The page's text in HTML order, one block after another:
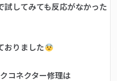
してみても反応がなかった
おりました
コネクター修理は